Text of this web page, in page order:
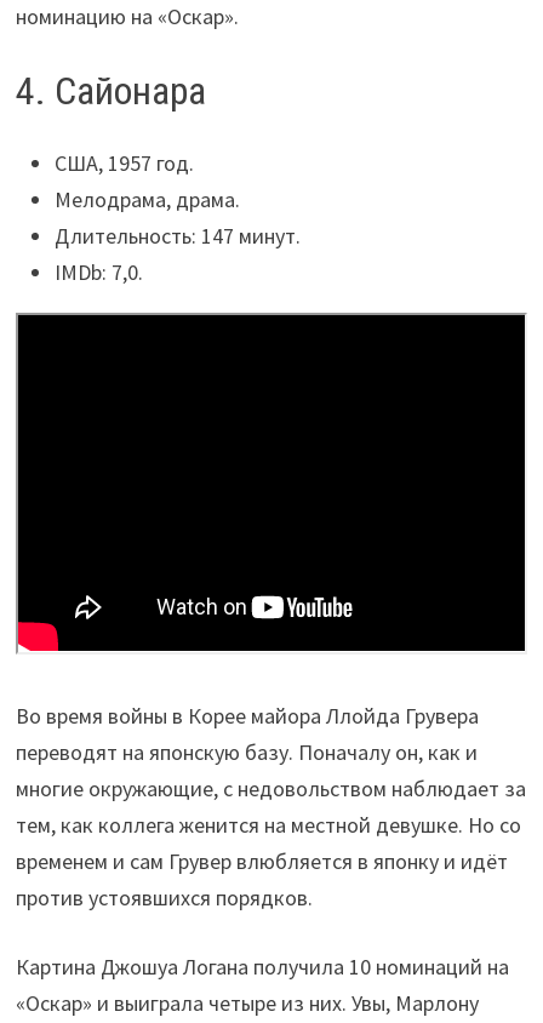
номинацию на «Оскар».
4. Сайонара
США, 1957 год.
Мелодрама, драма.
Длительность: 147 минут.
IMDb: 7,0.
Во время войны в Корее майора Ллойда Грувера
переводят на японскую базу. Поначалу он, как и
многие окружающие, с недовольством наблюдает за
тем, как коллега женится на местной девушке. Но со
временем и сам Грувер влюбляется в японку и идёт
против устоявшихся порядков.
Картина Джошуа Логана получила 10 номинаций на
«Оскар» и выиграла четыре из них. Увы, Марлону